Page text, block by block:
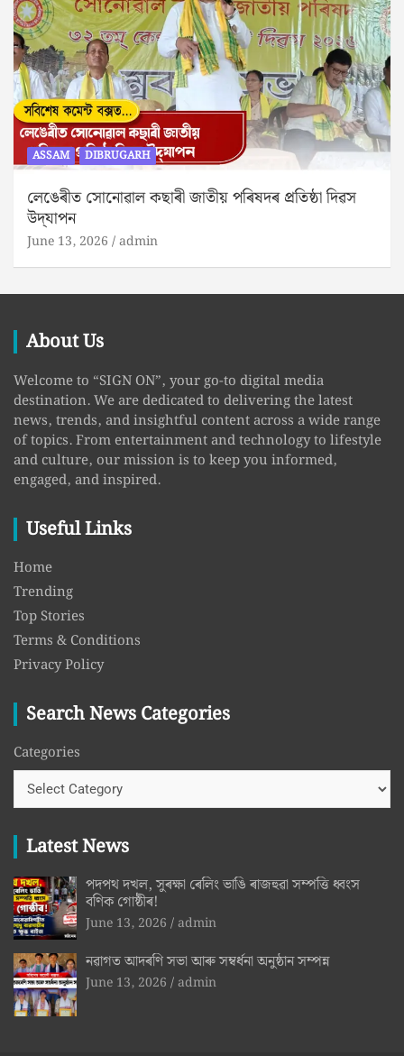
ASSAM DIBRUGARH
লেঙেৰীত সোনোৱাল কছাৰী জাতীয় পৰিষদৰ প্ৰতিষ্ঠা দিৱস
উদ্‌যাপন
June 13, 2026 admin
About Us
Welcome to “SIGN ON”, your go-to digital media
destination. We are dedicated to delivering the latest
news, trends, and insightful content across a wide range
of topics. From entertainment and technology to lifestyle
and culture, our mission is to keep you informed,
engaged, and inspired.
Useful Links
Home
Trending
Top Stories
Terms & Conditions
Privacy Policy
Search News Categories
Categories
Latest News
পদপথ দখল, সুৰক্ষা ৰেলিং ভাঙি ৰাজহুৱা সম্পত্তি ধ্বংস
বণিক গোষ্ঠীৰ!
June 13, 2026 admin
নৱাগত আদৰণি সভা আৰু সম্বৰ্ধনা অনুষ্ঠান সম্পন্ন
June 13, 2026 admin